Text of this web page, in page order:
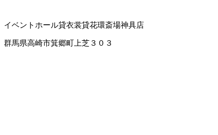
イベントホール貸衣裳貸花環斎場神具店
群馬県高崎市箕郷町上芝３０３